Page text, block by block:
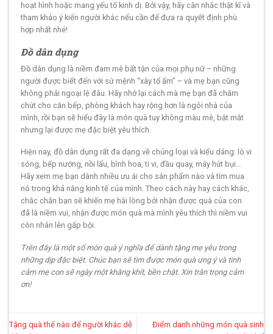
hoạt hình hoặc mang yếu tố kinh dị. Bởi vậy, hãy cân nhắc thật kĩ và
tham khảo ý kiến người khác nếu cần để đưa ra quyết định phù
hợp nhất nhé!
Đồ dân dụng
Đồ dân dụng là niềm đam mê bất tận của mọi phụ nữ – những
người được biết đến với sứ mệnh “xây tổ ấm” – và mẹ bạn cũng
không phải ngoại lệ đâu. Hãy nhớ lại cách mà mẹ bạn đã chăm
chút cho căn bếp, phòng khách hay rộng hơn là ngôi nhà của
mình, rồi bạn sẽ hiểu đây là món quà tuy không màu mè, bắt mắt
nhưng lại được mẹ đặc biệt yêu thích.
Hiện nay, đồ dân dụng rất đa dạng về chủng loại và kiểu dáng: lò vi
sóng, bếp nướng, nồi lẩu, bình hoa, ti vi, đầu quay, máy hút bụi…
Hãy xem mẹ bạn dành nhiều ưu ái cho sản phẩm nào và tìm mua
nó trong khả năng kinh tế của mình. Theo cách này hay cách khác,
chắc chắn bạn sẽ khiến mẹ hài lòng bởi nhận được quà của con
đã là niềm vui, nhận được món quà mà mình yêu thích thì niềm vui
còn nhân lên gấp bội.
Trên đây là một số món quà ý nghĩa để dành tặng mẹ yêu trong
những dịp đặc biệt. Chúc bạn sẽ tìm được món quà ưng ý và tình
cảm mẹ con sẽ ngày một khăng khít, bền chặt. Xin trân trọng cảm
ơn!
Tặng quà thế nào để người khác dễ
Điểm danh những món quà sinh